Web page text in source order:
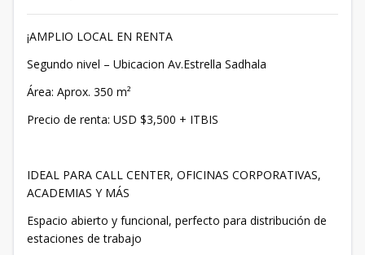
¡AMPLIO LOCAL EN RENTA
Segundo nivel – Ubicacion Av.Estrella Sadhala
Área: Aprox. 350 m²
Precio de renta: USD $3,500 + ITBIS
IDEAL PARA CALL CENTER, OFICINAS CORPORATIVAS,
ACADEMIAS Y MÁS
Espacio abierto y funcional, perfecto para distribución de
estaciones de trabajo